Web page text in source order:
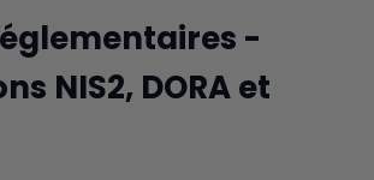
-
NIS2, DORA et